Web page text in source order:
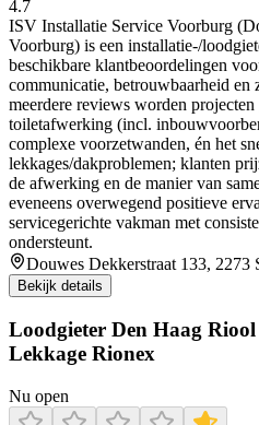
4.7
ISV Installatie Service Voorburg
Voorburg) is een installatie-/
beschikbare klantbeoordelingen
communicatie, betrouwbaarheid
meerdere reviews worden
toiletafwerking (incl.
complexe voorzetwanden, én het
lekkages/dakproblemen; klanten
de afwerking en de manier van
eveneens overwegend positieve
servicegerichte vakman met
ondersteunt.
Douwes Dekkerstraat 133, 2273
Bekijk details
Loodgieter Den Haag
Lekkage Rionex
Nu open